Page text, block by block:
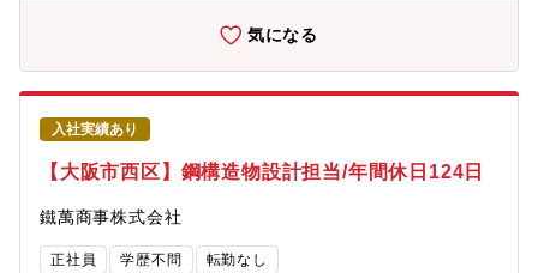
して設立され、磁気ディスク用のブランク材（アルミ合金素材）
において世界トップクラスのシェア率を誇ります。・受注は神戸
製鋼所のみとなり、会社も神戸製鋼所内となるため転勤もなく、
会社の経営も将来的に安定しています。
気になる
入社実績あり
【大阪市西区】鋼構造物設計担当/年間休日124日
鐵萬商事株式会社
正社員 学歴不問 転勤なし